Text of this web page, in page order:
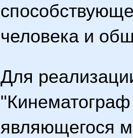
человека и
Для
являющегося